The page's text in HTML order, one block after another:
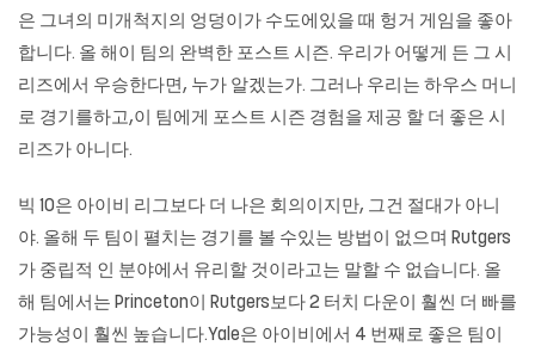
은 그녀의 미개척지의 엉덩이가 수도에있을 때 헝거 게임을 좋아
합니다. 올 해이 팀의 완벽한 포스트 시즌. 우리가 어떻게 든 그 시
리즈에서 우승한다면, 누가 알겠는가. 그러나 우리는 하우스 머니
로 경기를하고,이 팀에게 포스트 시즌 경험을 제공 할 더 좋은 시
리즈가 아니다.
빅 10은 아이비 리그보다 더 나은 회의이지만, 그건 절대가 아니
야. 올해 두 팀이 펼치는 경기를 볼 수있는 방법이 없으며 Rutgers
가 중립적 인 분야에서 유리할 것이라고는 말할 수 없습니다. 올
해 팀에서는 Princeton이 Rutgers보다 2 터치 다운이 훨씬 더 빠를
가능성이 훨씬 높습니다.Yale은 아이비에서 4 번째로 좋은 팀이